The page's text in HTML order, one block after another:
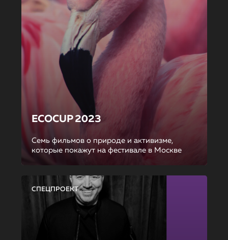
ECOCUP 2023
Семь фильмов о природе и активизме,
которые покажут на фестивале в Москве
СПЕЦПРОЕКТ